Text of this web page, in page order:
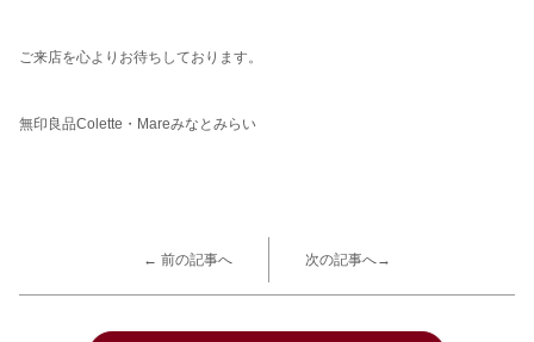
ご来店を心よりお待ちしております。
無印良品Colette・Mareみなとみらい
← 前の記事へ 次の記事へ→